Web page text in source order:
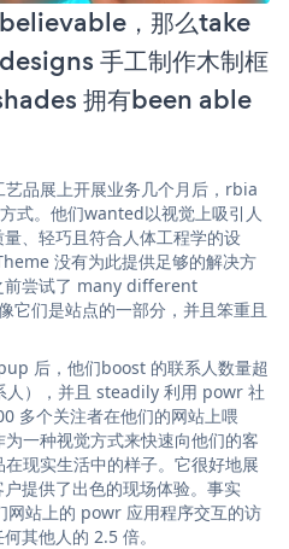
，那么take
手工制作木制框
拥有been able
品展上开展业务几个月后，rbia
式。他们wanted以视觉上吸引人
、轻巧且符合人体工程学的设
没有为此提供足够的解决方
尝试了 many different
它们是站点的一部分，并且笨重且
后，他们boost 的联系人数量超
人），并且 steadily 利用 powr 社
多个关注者在他们的网站上喂
一种视觉方式来快速向他们的客
现实生活中的样子。它很好地展
提供了出色的现场体验。事实
站上的 powr 应用程序交互的访
其他人的 2.5 倍。